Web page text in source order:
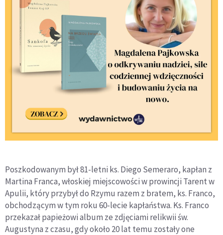
Poszkodowanym był 81-letni ks. Diego Semeraro, kapłan z
Martina Franca, włoskiej miejscowości w prowincji Tarent w
Apulii, który przybył do Rzymu razem z bratem, ks. Franco,
obchodzącym w tym roku 60-lecie kapłaństwa. Ks. Franco
przekazał papieżowi album ze zdjęciami relikwii św.
Augustyna z czasu, gdy około 20 lat temu zostały one